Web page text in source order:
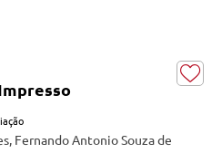
Fernando Antonio Souza de